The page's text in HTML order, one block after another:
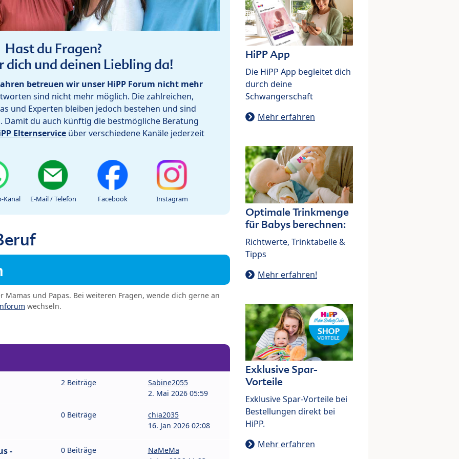
Hast du Fragen?
dich und deinen Liebling da!
betreuen wir unser HiPP Forum nicht mehr
sind nicht mehr möglich. Die zahlreichen,
und Experten bleiben jedoch bestehen und sind
du auch künftig die bestmögliche Beratung
Elternservice über verschiedene Kanäle jederzeit
Kanal E-Mail / Telefon Facebook Instagram
und Papas. Bei weiteren Fragen, wende dich gerne an
wechseln.
2 Beiträge
Sabine2055
2. Mai 2026 05:59
0 Beiträge
chia2035
16. Jan 2026 02:08
- 0 Beiträge
NaMeMa
HiPP App
Die HiPP App begleitet dich
durch deine
Schwangerschaft
Mehr erfahren
Optimale Trinkmenge
für Babys berechnen:
Richtwerte, Trinktabelle &
Tipps
Mehr erfahren!
Exklusive Spar-
Vorteile
Exklusive Spar-Vorteile bei
Bestellungen direkt bei
HiPP.
Mehr erfahren